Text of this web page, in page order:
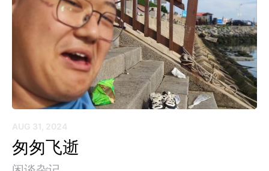
AUG 31, 2024
匆匆飞逝